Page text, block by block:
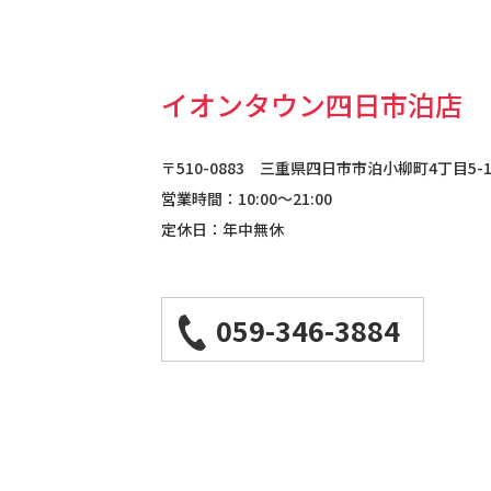
イオンタウン四日市泊店
〒510-0883 三重県四日市市泊小柳町4丁目5-
​​​​​​​営業時間：10:00～21:00
定休日：年中無休
059-346-3884